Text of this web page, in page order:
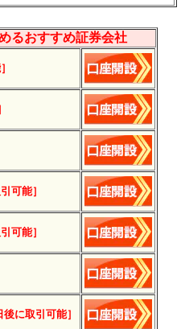
るおすすめ証券会社
可能］
可能］
後に取引可能］